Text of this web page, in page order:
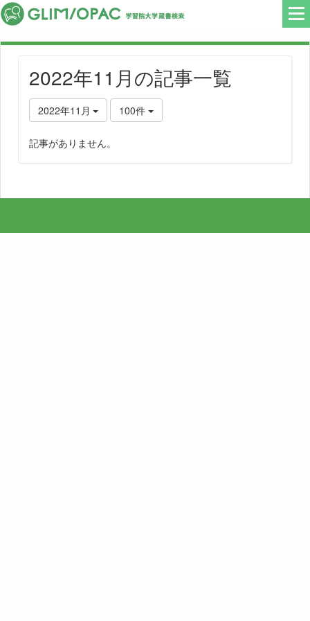
2022年11月の記事一覧
2022年11月 100件
記事がありません。